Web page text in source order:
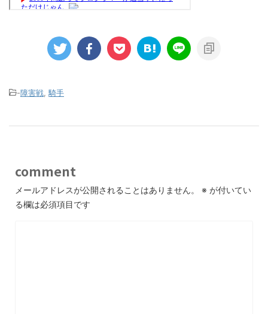
-障害戦 騎手
comment
メールアドレスが公開されることはありません。 ※ が付いてい
る欄は必須項目です